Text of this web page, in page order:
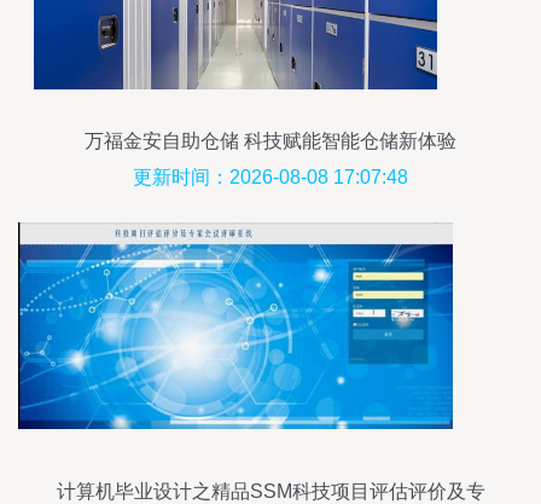
万福金安自助仓储 科技赋能智能仓储新体验
更新时间：2026-08-08 17:07:48
计算机毕业设计之精品SSM科技项目评估评价及专